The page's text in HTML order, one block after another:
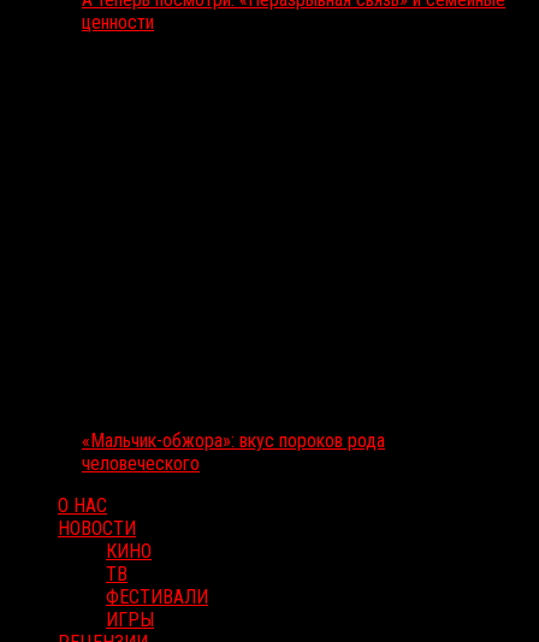
ценности
«Мальчик-обжора»: вкус пороков рода
человеческого
О НАС
НОВОСТИ
КИНО
ТВ
ФЕСТИВАЛИ
ИГРЫ